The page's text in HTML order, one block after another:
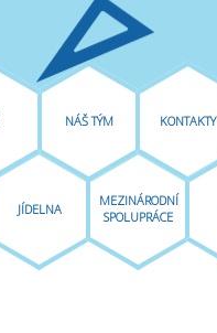
JÍDELNA
MEZINÁRODNÍ
SPOLUPRÁCE
NÁŠ TÝM KONTAKTY